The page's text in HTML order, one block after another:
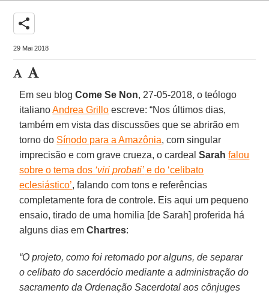
share
29 Mai 2018
Em seu blogCome Se Non, 27-05-2018, o teólogo
italianoAndrea Grillo escreve: “Nos últimos dias,
também em vista das discussões que se abrirão em
torno do Sínodo para a Amazônia, com singular
imprecisão e com grave crueza, o cardealSarah falou
sobre o tema dos ‘viri probati’ e do ‘celibato
eclesiástico’, falando com tons e referências
completamente fora de controle. Eis aqui um pequeno
ensaio, tirado de uma homilia [de Sarah] proferida há
alguns dias emChartres:
“O projeto, como foi retomado por alguns, de separar
o celibato do sacerdócio mediante a administração do
sacramento da Ordenação Sacerdotal aos cônjuges